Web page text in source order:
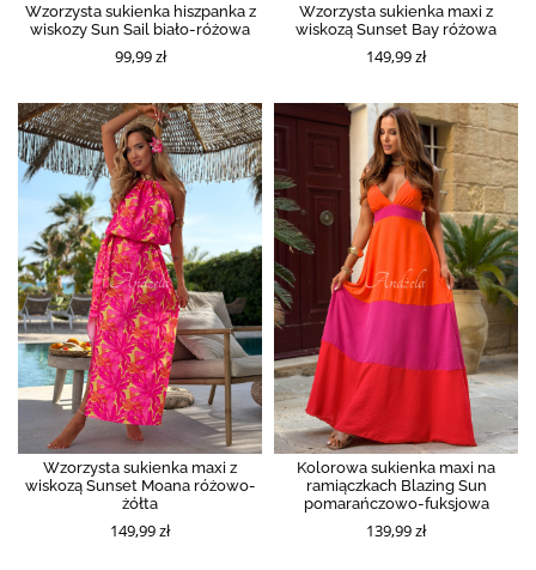
Wzorzysta sukienka hiszpanka z
wiskozy Sun Sail biało-różowa
99,99 zł
Wzorzysta sukienka maxi z
wiskozą Sunset Bay różowa
149,99 zł
Wzorzysta sukienka maxi z
wiskozą Sunset Moana różowo-
żółta
149,99 zł
Kolorowa sukienka maxi na
ramiączkach Blazing Sun
pomarańczowo-fuksjowa
139,99 zł